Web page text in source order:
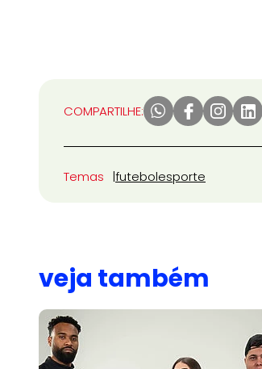
COMPARTILHE:
Temas futebolesporte
veja também